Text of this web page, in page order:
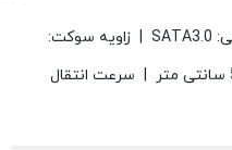
رابط ورودی: SATA3.0 | رابط خروجی: SATA3.0 | زاویه سوکت:
90 درجه, استاندارد | طول کابل: 50 سانتی متر | سرعت انتقال